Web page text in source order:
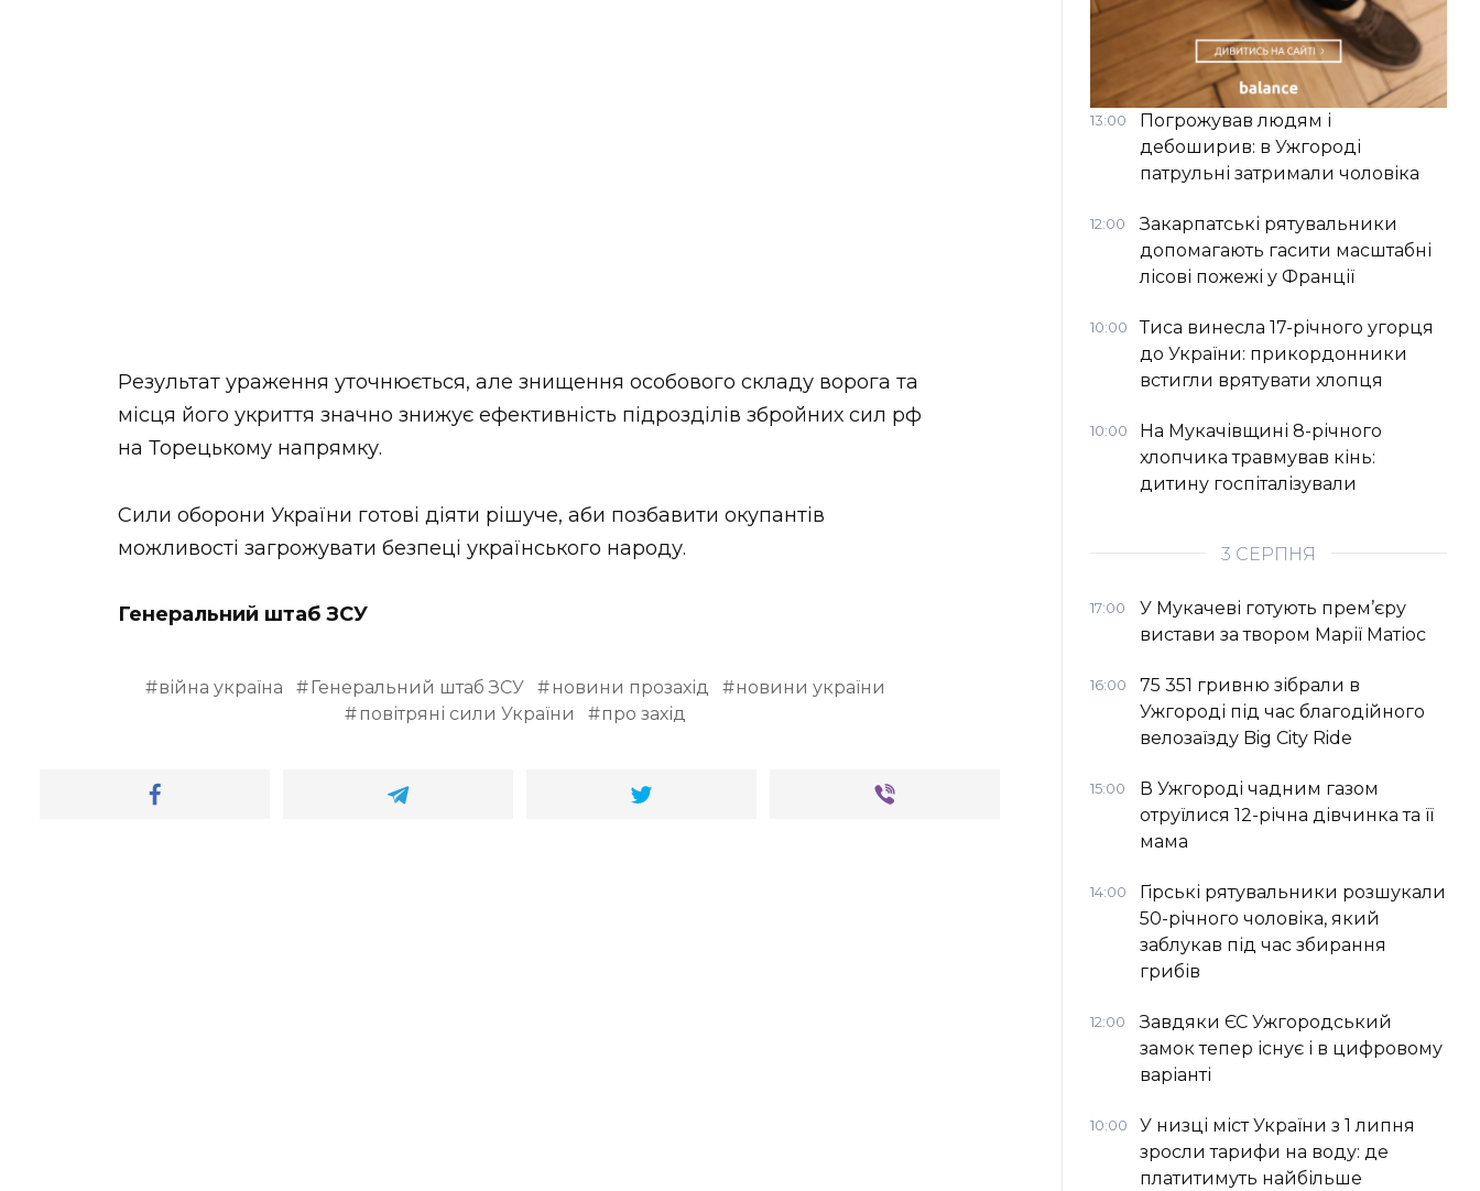
Результат ураження уточнюється, але знищення особового складу ворога та
місця його укриття значно знижує ефективність підрозділів збройних сил рф
на Торецькому напрямку.
Cили оборони України готові діяти рішуче, аби позбавити окупантів
можливості загрожувати безпеці українського народу.
Генеральний штаб ЗСУ
війна україна Генеральний штаб ЗСУ новини прозахід
новини україни
повітряні сили України
про захід
13:00
Погрожував людям і
дебоширив: в Ужгороді
патрульні затримали чоловіка
12:00
Закарпатські рятувальники
допомагають гасити масштабні
лісові пожежі у Франції
10:00
Тиса винесла 17-річного угорця
до України: прикордонники
встигли врятувати хлопця
10:00
На Мукачівщині 8-річного
хлопчика травмував кінь:
дитину госпіталізували
3 СЕРПНЯ
17:00
У Мукачеві готують прем’єру
вистави за твором Марії Матіос
16:00
75 351 гривню зібрали в
Ужгороді під час благодійного
велозаїзду Big Сity Ride
15:00
В Ужгороді чадним газом
отруїлися 12-річна дівчинка та її
мама
14:00
Гірські рятувальники розшукали
50-річного чоловіка, який
заблукав під час збирання
грибів
12:00
Завдяки ЄС Ужгородський
замок тепер існує і в цифровому
варіанті
10:00
У низці міст України з 1 липня
зросли тарифи на воду: де
платитимуть найбільше